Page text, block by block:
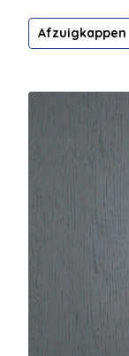
Afzuigkappen